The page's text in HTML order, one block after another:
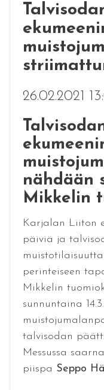
26.02.2021
nähdään
Mikkelin
Karjalan Liiton
päiviä ja
perinteiseen
Mikkelin
sunnuntaina
talvisodan
Messussa
piispa Seppo